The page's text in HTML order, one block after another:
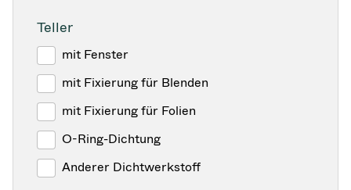
Teller
mit Fenster
mit Fixierung für Blenden
mit Fixierung für Folien
O-Ring-Dichtung
Anderer Dichtwerkstoff